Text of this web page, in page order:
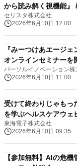
から読み解く視機能』
表取締役)
セリスタ株式会社
2026年6月10日 12:00
『みーつけあエージ
オンラインセミナーを
パーソルイノベーション株
2026年6月10日 11:00
受けて終わりじゃもっ
を学ぶヘルスケアウェ
東海電子株式会社
2026年6月10日 09:35
【参加無料】AIの危